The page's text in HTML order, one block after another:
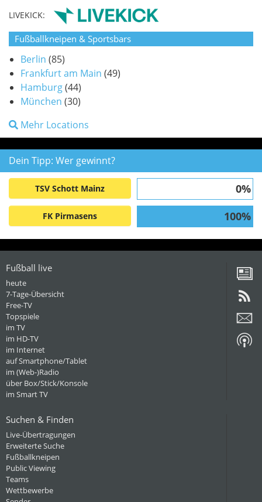
LIVEKICK:
Fußballkneipen & Sportsbars
Berlin (85)
Frankfurt am Main (49)
Hamburg(44)
München (30)
Mehr Locations
Dein Tipp: Wer gewinnt?
TSV Schott Mainz 0%
FK Pirmasens 100%
Fußball live
heute
7-Tage-Übersicht
Free-TV
Topspiele
im TV
im HD-TV
im Internet
auf Smartphone/Tablet
im (Web-)Radio
über Box/Stick/Konsole
im Smart TV
Suchen & Finden
Live-Übertragungen
Erweiterte Suche
Fußballkneipen
Public Viewing
Teams
Wettbewerbe